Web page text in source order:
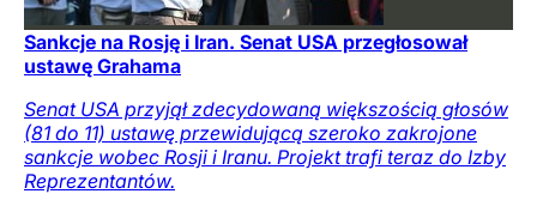
Sankcje na Rosję i Iran. Senat USA przegłosował
ustawę Grahama
Senat USA przyjął zdecydowaną większością głosów
(81 do 11) ustawę przewidującą szeroko zakrojone
sankcje wobec Rosji i Iranu. Projekt trafi teraz do Izby
Reprezentantów.